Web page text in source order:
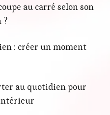
au carré selon son
?
: créer un moment
au quotidien pour